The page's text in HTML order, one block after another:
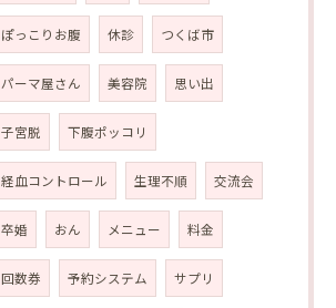
ぽっこりお腹 休診 つくば市
パーマ屋さん 美容院 思い出
子宮脱 下腹ポッコリ
経血コントロール 生理不順 交流会
卒婚 おん メニュー 料金
回数券 予約システム サプリ